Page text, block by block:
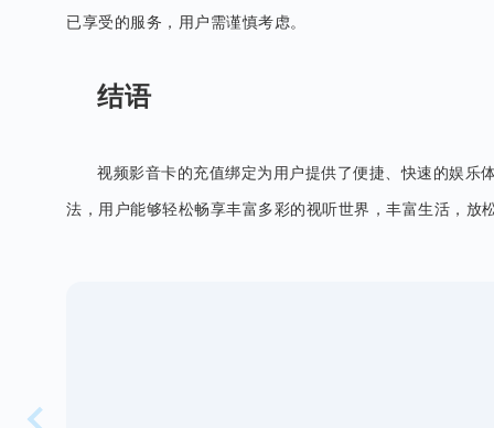
已享受的服务，用户需谨慎考虑。
结语
视频影音卡的充值绑定为用户提供了便捷、快速的娱乐
法，用户能够轻松畅享丰富多彩的视听世界，丰富生活，